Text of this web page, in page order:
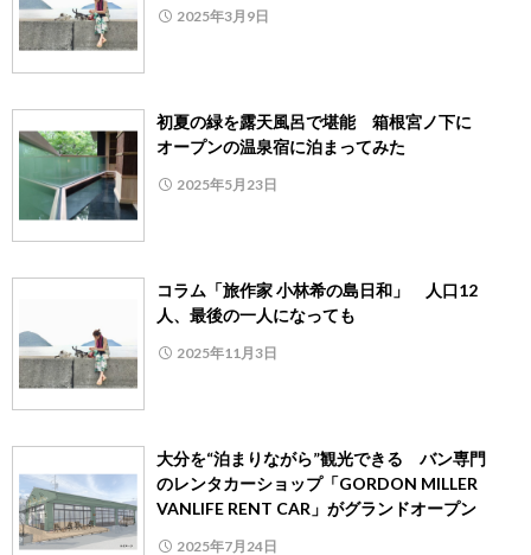
2025年3月9日
初夏の緑を露天風呂で堪能 箱根宮ノ下に
オープンの温泉宿に泊まってみた
2025年5月23日
コラム「旅作家 小林希の島日和」 人口12
人、最後の一人になっても
2025年11月3日
大分を“泊まりながら”観光できる バン専門
のレンタカーショップ「GORDON MILLER
VANLIFE RENT CAR」がグランドオープン
2025年7月24日